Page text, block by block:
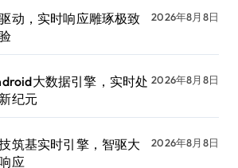
动，实时响应雕琢极致
2026年8月8日
大数据引擎，实时处
纪元
2026年8月8日
筑基实时引擎，智驱大
应
2026年8月8日